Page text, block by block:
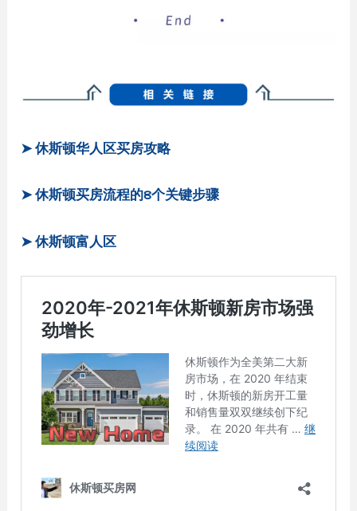
➤ 休斯顿华人区买房攻略
➤ 休斯顿买房流程的8个关键步骤
➤ 休斯顿富人区